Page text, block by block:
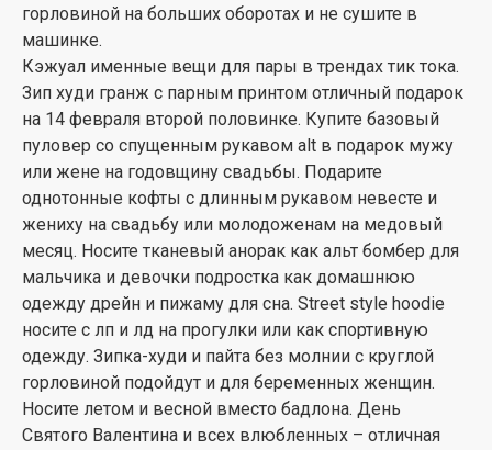
горловиной на больших оборотах и не сушите в
машинке.
Кэжуал именные вещи для пары в трендах тик тока.
Зип худи гранж с парным принтом отличный подарок
на 14 февраля второй половинке. Купите базовый
пуловер со спущенным рукавом alt в подарок мужу
или жене на годовщину свадьбы. Подарите
однотонные кофты с длинным рукавом невесте и
жениху на свадьбу или молодоженам на медовый
месяц. Носите тканевый анорак как альт бомбер для
мальчика и девочки подростка как домашнюю
одежду дрейн и пижаму для сна. Street style hoodie
носите с лп и лд на прогулки или как спортивную
одежду. Зипка-худи и пайта без молнии с круглой
горловиной подойдут и для беременных женщин.
Носите летом и весной вместо бадлона. День
Святого Валентина и всех влюбленных – отличная